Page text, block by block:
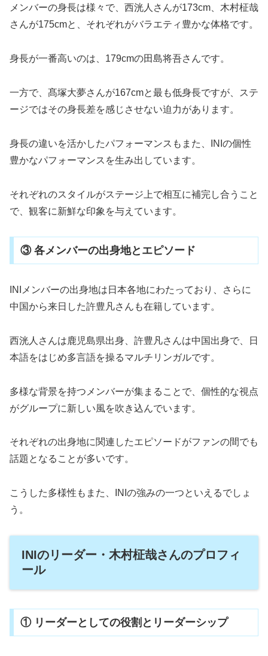
メンバーの身長は様々で、西洸人さんが173cm、木村柾哉
さんが175cmと、それぞれがバラエティ豊かな体格です。
身長が一番高いのは、179cmの田島将吾さんです。
一方で、髙塚大夢さんが167cmと最も低身長ですが、ステ
ージではその身長差を感じさせない迫力があります。
身長の違いを活かしたパフォーマンスもまた、INIの個性
豊かなパフォーマンスを生み出しています。
それぞれのスタイルがステージ上で相互に補完し合うこと
で、観客に新鮮な印象を与えています。
③ 各メンバーの出身地とエピソード
INIメンバーの出身地は日本各地にわたっており、さらに
中国から来日した許豊凡さんも在籍しています。
西洸人さんは鹿児島県出身、許豊凡さんは中国出身で、日
本語をはじめ多言語を操るマルチリンガルです。
多様な背景を持つメンバーが集まることで、個性的な視点
がグループに新しい風を吹き込んでいます。
それぞれの出身地に関連したエピソードがファンの間でも
話題となることが多いです。
こうした多様性もまた、INIの強みの一つといえるでしょ
う。
INIのリーダー・木村柾哉さんのプロフィ
ール
① リーダーとしての役割とリーダーシップ